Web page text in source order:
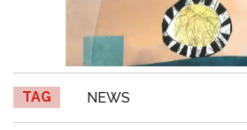
TAG NEWS